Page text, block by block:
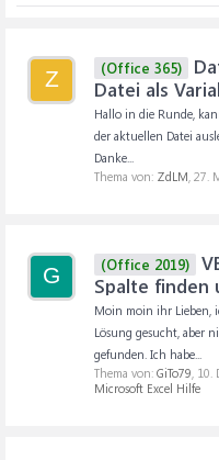
Z (Office 365)
Datei als
Hallo in die Runde,
der aktuellen Datei
Danke...
Thema von: ZdLM 27.
G (Office 2019)
Spalte finden
Moin moin ihr Lieben,
Lösung gesucht, aber
gefunden. Ich habe...
Thema von: GiTo79 10.
Microsoft Excel Hilfe